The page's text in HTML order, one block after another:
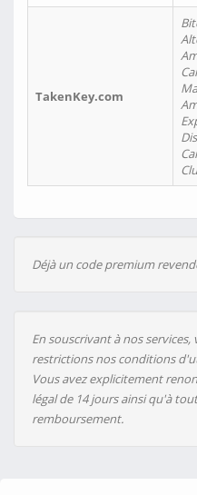
TakenKey.com
Déjà un code premium
En souscrivant à nos
restrictions nos conditions
Vous avez explicitement
légal de 14 jours ainsi qu'à
remboursement.